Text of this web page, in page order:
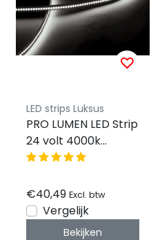
LED strips Luksus
PRO LUMEN LED Strip
24 volt 4000k
natuurlijk wit 18W
IP20 - 3 meter
€40,49 Excl. btw
Vergelijk
Bekijken